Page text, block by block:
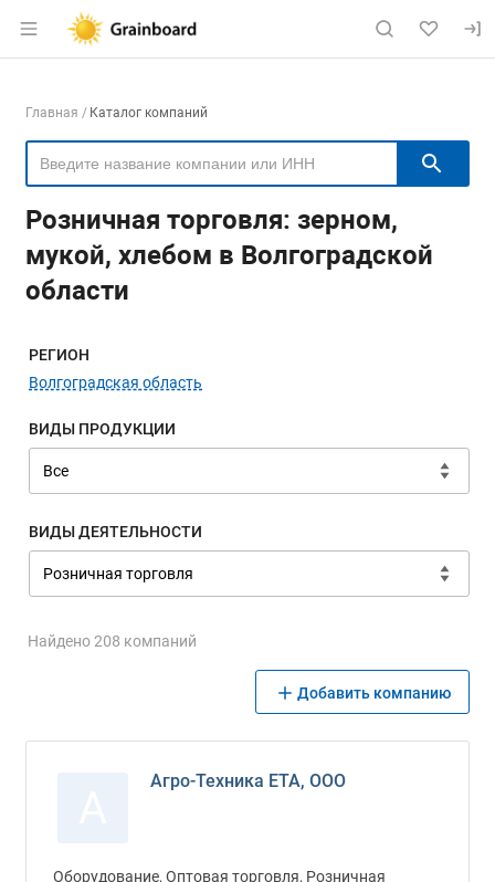
Раздел навигации по сайту
Навигация по компаниям
Главная Каталог компаний
Розничная торговля: зерном,
мукой, хлебом в Волгоградской
области
Меню навигации
РЕГИОН
Волгоградская область
ВИДЫ ПРОДУКЦИИ
ВИДЫ ДЕЯТЕЛЬНОСТИ
Найдено 208 компаний
Добавить компанию
Агро-Техника ЕТА, ООО
Оборудование, Оптовая торговля, Розничная